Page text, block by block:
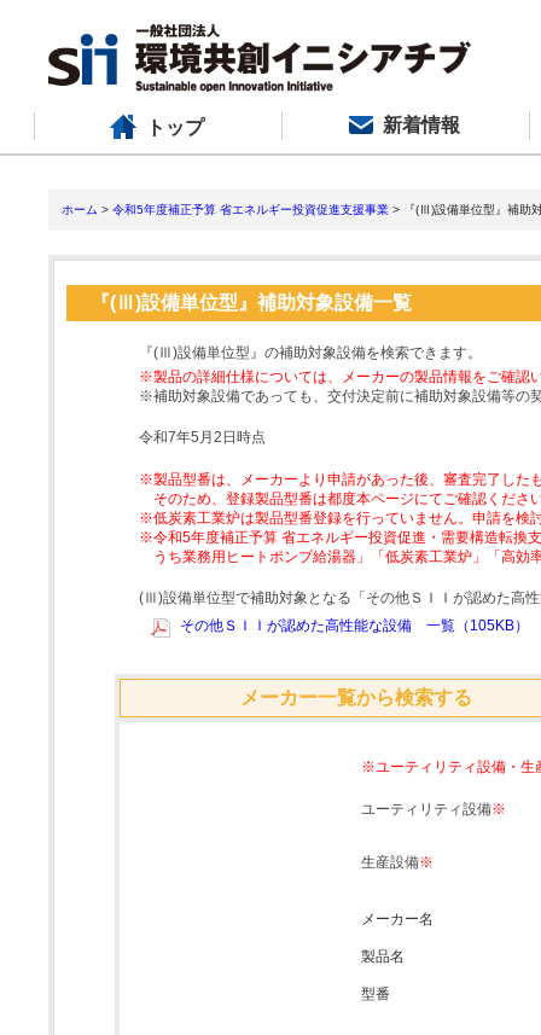
トップ 新着情報
ホーム > 令和5年度補正予算 省エネルギー投資促進支援事業 > 『(Ⅲ)設備単位型』補助
『(Ⅲ)設備単位型』補助対象設備一覧
『(Ⅲ)設備単位型』の補助対象設備を検索できます。
※製品の詳細仕様については、メーカーの製品情報をご確認
※補助対象設備であっても、交付決定前に補助対象設備等の
令和7年5月2日時点
※製品型番は、メーカーより申請があった後、審査完了した
そのため、登録製品型番は都度本ページにてご確認くださ
※低炭素工業炉は製品型番登録を行っていません。申請を検
※令和5年度補正予算 省エネルギー投資促進・需要構造転換
うち業務用ヒートポンプ給湯器」「低炭素工業炉」「高
(Ⅲ)設備単位型で補助対象となる「その他ＳＩＩが認めた高
その他ＳＩＩが認めた高性能な設備 一覧（105KB）
メーカー一覧から検索する
※ユーティリティ設備・生
ユーティリティ設備※
生産設備※
メーカー名
製品名
型番